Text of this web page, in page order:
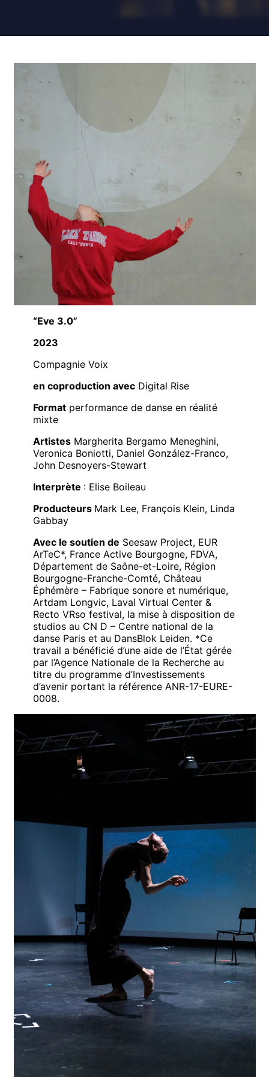
“Eve 3.0”
2023
Compagnie Voix
en coproduction avecDigital Rise
Formatperformance de danse en réalité
mixte
ArtistesMargherita Bergamo Meneghini,
Veronica Boniotti, Daniel González-Franco,
John Desnoyers-Stewart
Interprète : Elise Boileau
Producteurs Mark Lee, François Klein, Linda
Gabbay
Avec le soutien de Seesaw Project, EUR
ArTeC*, France Active Bourgogne, FDVA,
Département de Saône-et-Loire, Région
Bourgogne-Franche-Comté, Château
Éphémère – Fabrique sonore et numérique,
Artdam Longvic, Laval Virtual Center &
Recto VRso festival, la mise à disposition de
studios au CN D – Centre national de la
danse Paris et au DansBlok Leiden. *Ce
travail a bénéficié d’une aide de l’État gérée
par l’Agence Nationale de la Recherche au
titre du programme d’Investissements
d’avenir portant la référence ANR-17-EURE-
0008.